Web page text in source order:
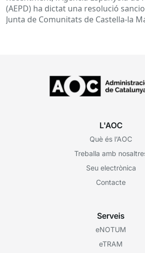
(AEPD) ha dictat una resolució
Junta de Comunitats de Castella-la
L'AOC
Què és l’AOC
Treballa amb
Seu electrònica
Contacte
Serveis
eNOTUM
eTRAM